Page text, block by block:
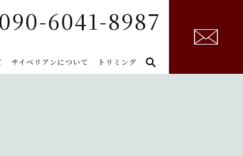
090-6041-8987
サイベリアンについて トリミング